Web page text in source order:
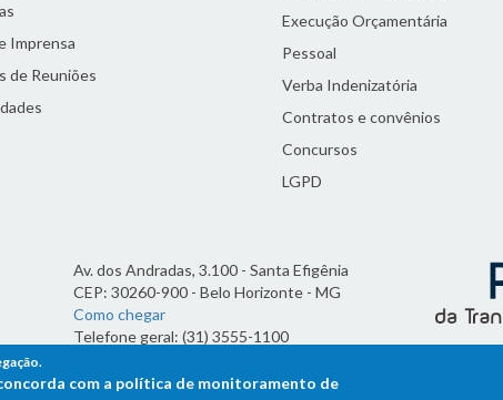
Imprensa
de Reuniões
Execução Orçamentária
Pessoal
Verba Indenizatória
Contratos e convênios
Concursos
LGPD
Av. dos Andradas, 3.100 - Santa Efigênia
CEP: 30260-900 - Belo Horizonte - MG
Como chegar
Telefone geral: (31) 3555-1100
7h às 19h
com a política de monitoramento de